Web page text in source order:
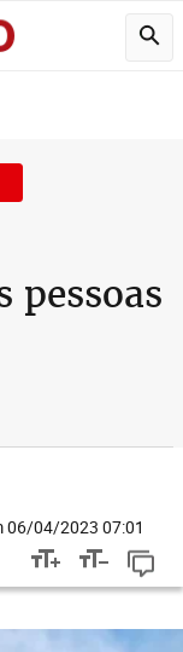
pessoas
06/04/2023 07:01